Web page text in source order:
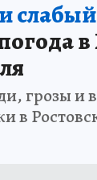
в
грозы и
в